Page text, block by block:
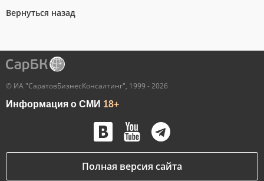
Вернуться назад
© ИА "СаратовБизнесКонсалтинг", 1999 - 2026
Информация о СМИ 18+
Полная версия сайта